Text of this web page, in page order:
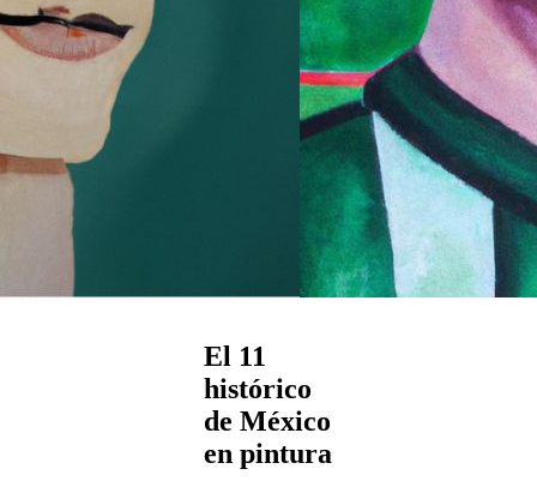
El 11
histórico
de México
en pintura